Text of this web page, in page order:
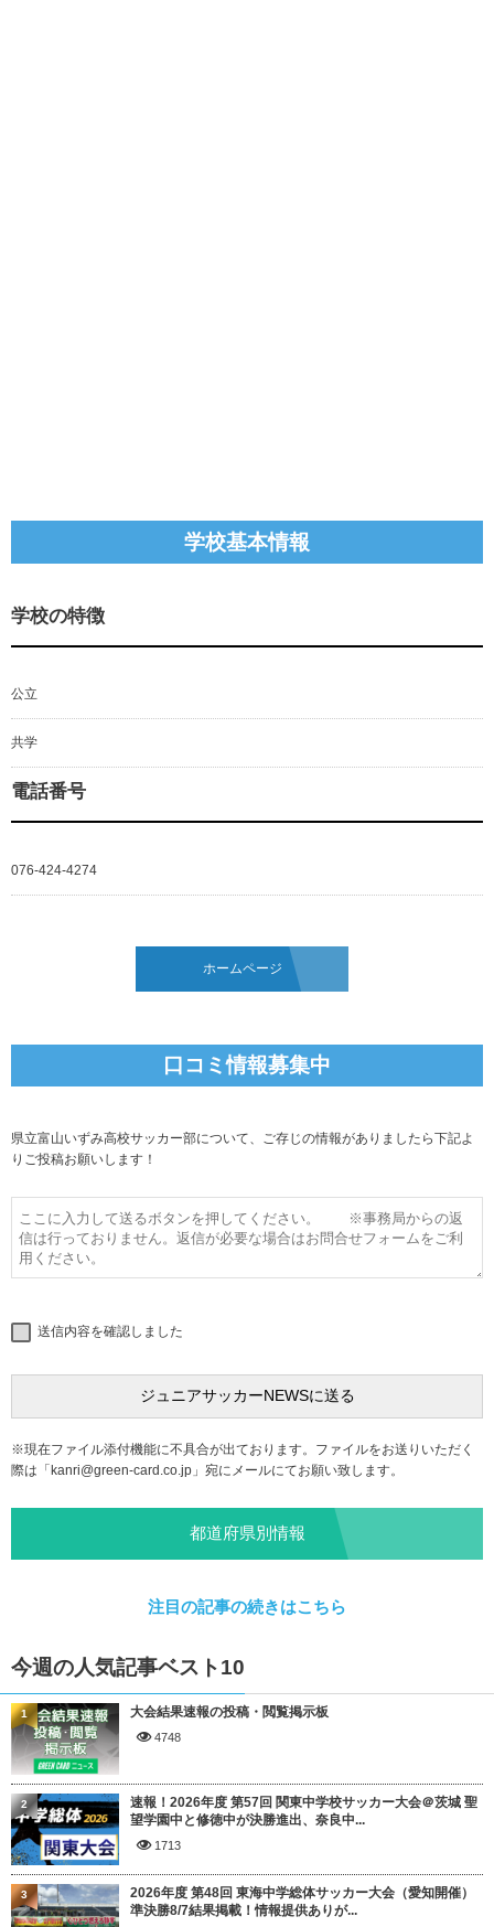
学校基本情報
学校の特徴
公立
共学
電話番号
076-424-4274
ホームページ
口コミ情報募集中
県立富山いずみ高校サッカー部について、ご存じの情報がありましたら下記よ
りご投稿お願いします！
送信内容を確認しました
※現在ファイル添付機能に不具合が出ております。ファイルをお送りいただく
際は「kanri@green-card.co.jp 」宛にメールにてお願い致します。
都道府県別情報
注目の記事の続きはこちら
今週の人気記事ベスト10
大会結果速報の投稿・閲覧掲示板
4748
1
速報！2026年度 第57回 関東中学校サッカー大会＠茨城 聖
望学園中と修徳中が決勝進出、奈良中...
1713
2
2026年度 第48回 東海中学総体サッカー大会（愛知開催）
準決勝8/7結果掲載！情報提供ありが...
3